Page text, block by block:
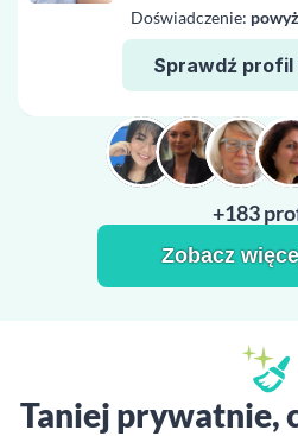
Doświadczenie:
Sprawdź profil
+183
Zobacz
Taniej prywatnie,